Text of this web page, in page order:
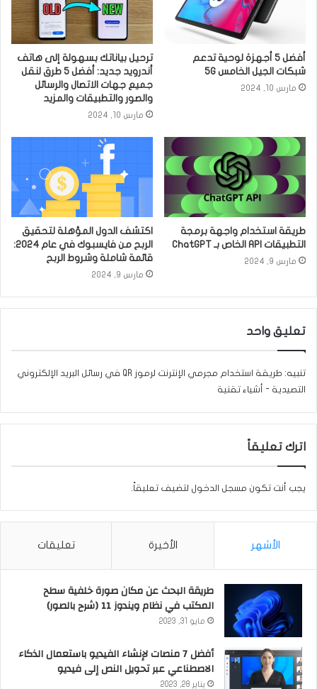
أفضل 5 أجهزة لوحية تدعم
شبكات الجيل الخامس 5G
مارس 10, 2024
ترحيل بياناتك بسهولة إلى هاتف
أندرويد جديد: أفضل 5 طرق لنقل
جميع جهات الاتصال والرسائل
والصور والتطبيقات والمزيد
مارس 10, 2024
طريقة استخدام واجهة برمجة
التطبيقات API الخاص بـ ChatGPT
مارس 9, 2024
اكتشف الدول المؤهلة لتحقيق
الربح من فايسبوك في عام 2024:
قائمة شاملة وشروط الربح
مارس 9, 2024
تعليق واحد
تنبيه:
طريقة استخدام مجرمي الإنترنت لرموز QR في رسائل البريد الإلكتروني
التصيدية - أشياء تقنية
اترك تعليقاً
يجب أنت تكون مسجل الدخول لتضيف تعليقاً.
الأشهر الأخيرة تعليقات
طريقة البحث عن مكان صورة خلفية سطح
المكتب في نظام ويندوز 11 (شرح بالصور)
مايو 31, 2023
أفضل 7 منصات لإنشاء الفيديو باستعمال الذكاء
الاصطناعي عبر تحويل النص إلى فيديو
يناير 28, 2023